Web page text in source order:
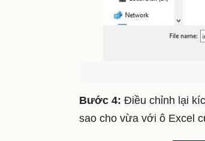
Bước 4: Điều chỉnh lại
sao cho vừa với ô Excel